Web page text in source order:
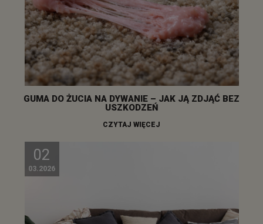
GUMA DO ŻUCIA NA DYWANIE – JAK JĄ ZDJĄĆ BEZ
USZKODZEŃ
CZYTAJ WIĘCEJ
02
03.2026